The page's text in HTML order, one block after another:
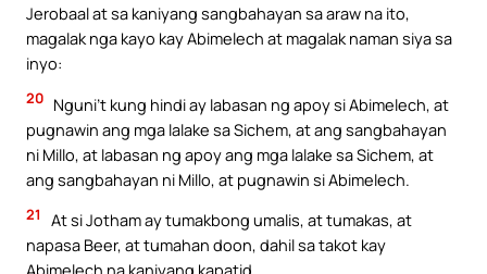
Jerobaal at sa kaniyang sangbahayan sa araw na ito,
magalak nga kayo kay Abimelech at magalak naman siya sa
inyo:
20 Nguni’t kung hindi ay labasan ng apoy si Abimelech, at
pugnawin ang mga lalake sa Sichem, at ang sangbahayan
ni Millo, at labasan ng apoy ang mga lalake sa Sichem, at
ang sangbahayan ni Millo, at pugnawin si Abimelech.
21
At si Jotham ay tumakbong umalis, at tumakas, at
napasa Beer, at tumahan doon, dahil sa takot kay